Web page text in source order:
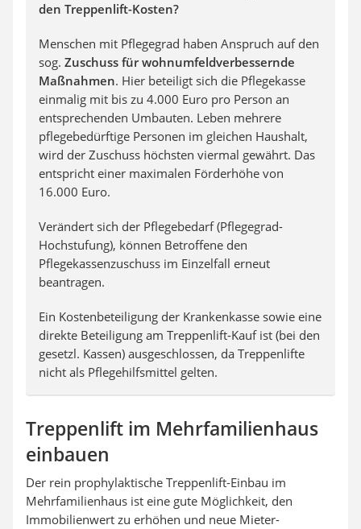
den Treppenlift-Kosten?
Menschen mit Pflegegrad haben Anspruch auf den
sog. Zuschuss für wohnumfeldverbessernde
Maßnahmen. Hier beteiligt sich die Pflegekasse
einmalig mit bis zu 4.000 Euro pro Person an
entsprechenden Umbauten. Leben mehrere
pflegebedürftige Personen im gleichen Haushalt,
wird der Zuschuss höchsten viermal gewährt. Das
entspricht einer maximalen Förderhöhe von
16.000 Euro.
Verändert sich der Pflegebedarf (Pflegegrad-
Hochstufung), können Betroffene den
Pflegekassenzuschuss im Einzelfall erneut
beantragen.
Ein Kostenbeteiligung der Krankenkasse sowie eine
direkte Beteiligung am Treppenlift-Kauf ist (bei den
gesetzl. Kassen) ausgeschlossen, da Treppenlifte
nicht als Pflegehilfsmittel gelten.
Treppenlift im Mehrfamilienhaus
einbauen
Der rein prophylaktische Treppenlift-Einbau im
Mehrfamilienhaus ist eine gute Möglichkeit, den
Immobilienwert zu erhöhen und neue Mieter-